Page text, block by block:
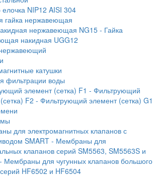
NIP12 AISI 304
гайка нержавеющая
нержавеющая NG15 - Гайка
накидная UGG12
катушки
фильтрации воды
элемент (сетка) F1 - Фильтрующий
F2 - Фильтрующий элемент (сетка) G1
для электромагнитных клапанов с
SMART - Мембраны для
клапанов серий SM5563, SM5563S и
- Мембраны для чугунных клапанов большого
HF6502 и HF6504